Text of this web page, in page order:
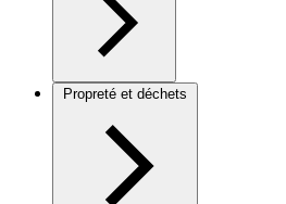
Propreté et déchets